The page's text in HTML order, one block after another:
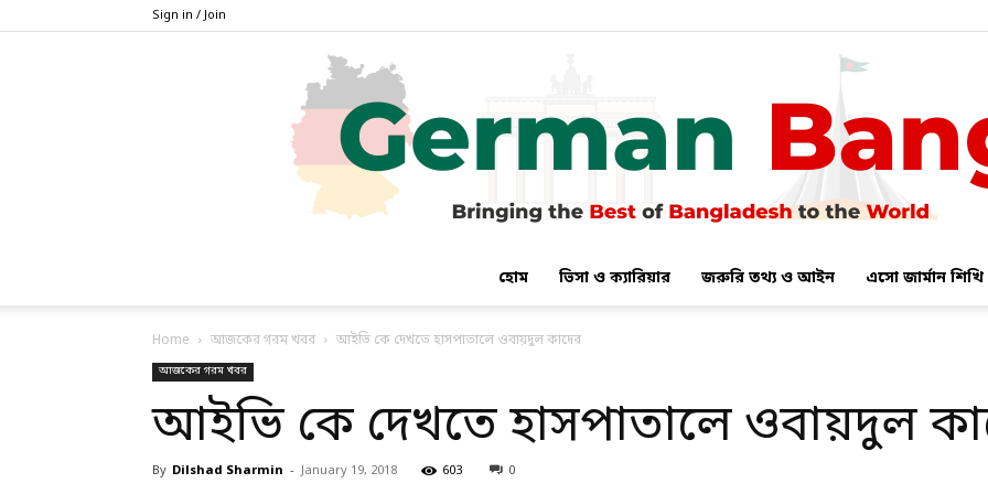
Sign in / Join
হোম ভিসা ও ক্যারিয়ার জরুরি তথ্য ও আইন এসো জার্মান শিখি
Home আজকের গরম খবর আইভি কে দেখতে হাসপাতালে ওবায়দুল কাদের
আজকের গরম খবর
আইভি কে দেখতে হাসপাতালে ওবায়দুল
By Dilshad Sharmin - January 19, 2018 603 0